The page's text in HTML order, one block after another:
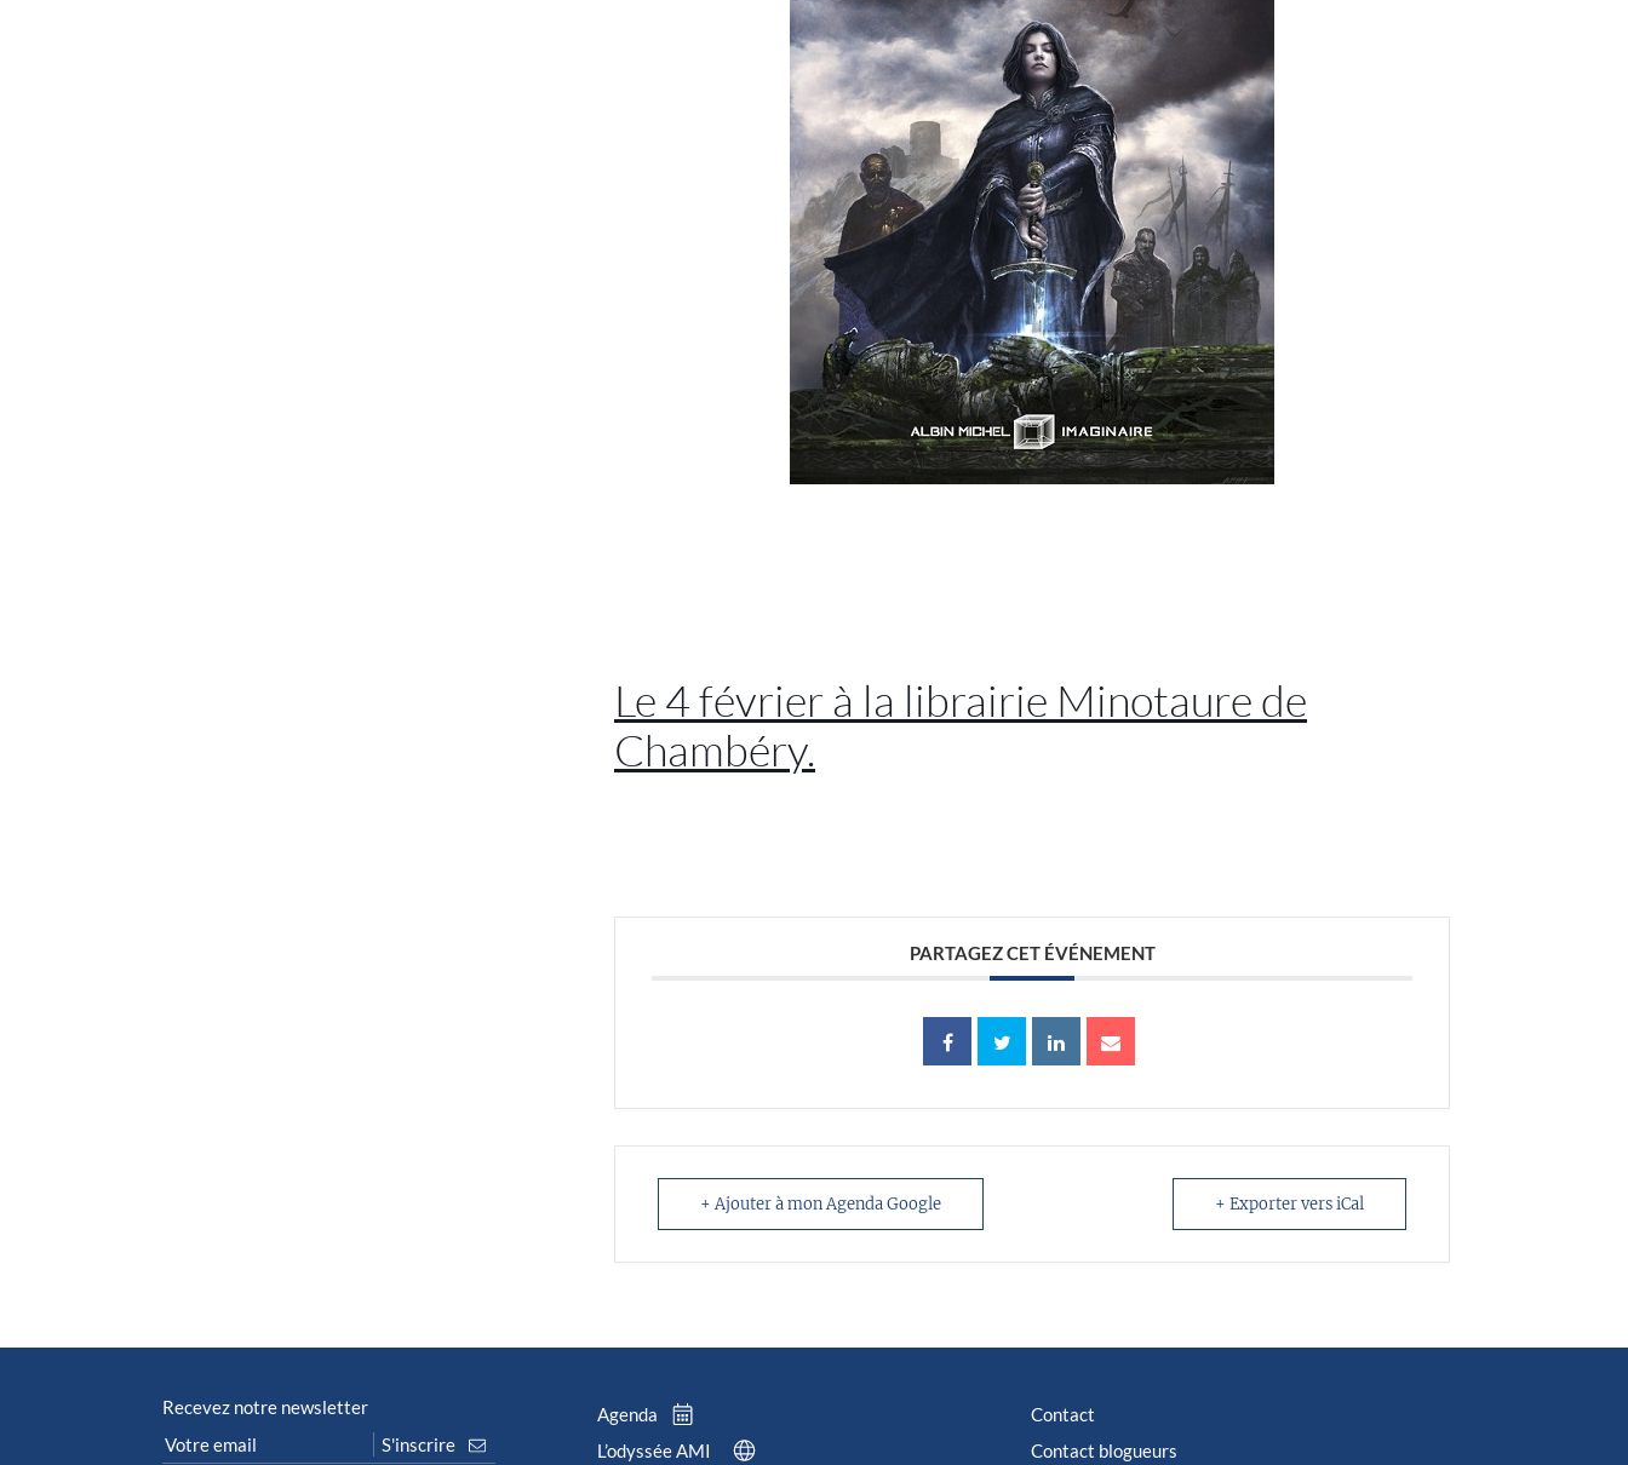
Le 4 février à la librairie Minotaure de
Chambéry.
PARTAGEZ CET ÉVÉNEMENT
+ Ajouter à mon Agenda Google + Exporter vers iCal
Recevez notre newsletter
Agenda
L’odyssée AMI
Contact
Contact blogueurs